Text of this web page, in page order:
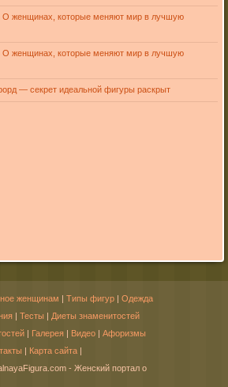
О женщинах, которые меняют мир в лучшую
О женщинах, которые меняют мир в лучшую
— секрет идеальной фигуры раскрыт
женщинам | Типы фигур | Одежда
| Тесты | Диеты знаменитостей
| Галерея | Видео | Афоризмы
| Карта сайта |
- Женский портал о